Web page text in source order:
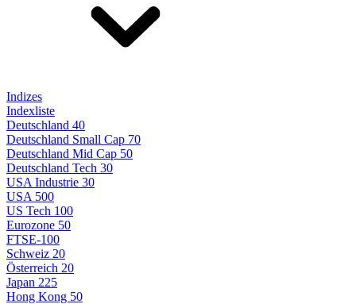
Indizes
Indexliste
Deutschland 40
Deutschland Small Cap 70
Deutschland Mid Cap 50
Deutschland Tech 30
USA Industrie 30
USA 500
US Tech 100
Eurozone 50
FTSE-100
Schweiz 20
Österreich 20
Japan 225
Hong Kong 50